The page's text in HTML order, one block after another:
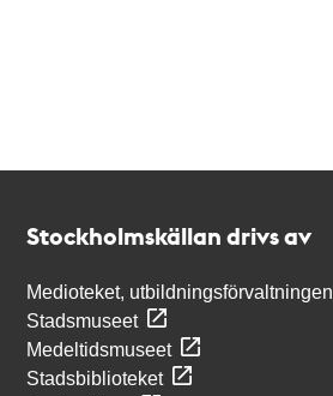
Stockholmskällan drivs av
Medioteket, utbildningsförvaltningen
Stadsmuseet
Medeltidsmuseet
Stadsbiblioteket